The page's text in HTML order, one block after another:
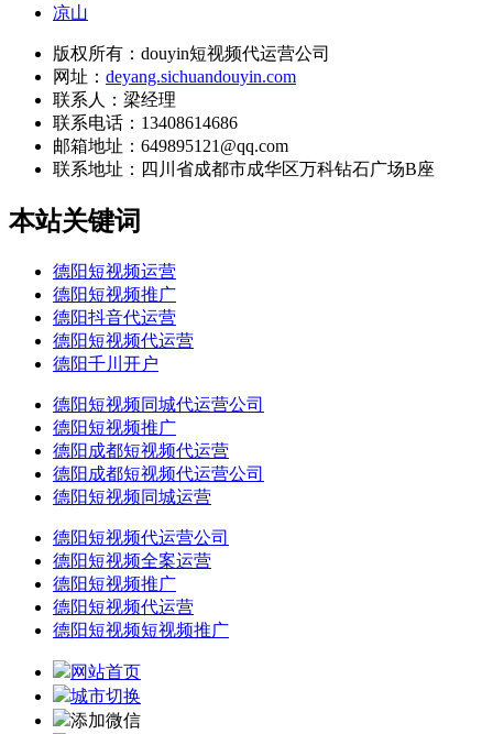
凉山
版权所有：douyin短视频代运营公司
网址： deyang.sichuandouyin.com
联系人：梁经理
联系电话：13408614686
邮箱地址：649895121@qq.com
联系地址： 四川省成都市成华区万科钻石广场B座
本站关键词
德阳短视频运营
德阳短视频推广
德阳抖音代运营
德阳短视频代运营
德阳千川开户
德阳短视频同城代运营公司
德阳短视频推广
德阳成都短视频代运营
德阳成都短视频代运营公司
德阳短视频同城运营
德阳短视频代运营公司
德阳短视频全案运营
德阳短视频推广
德阳短视频代运营
德阳短视频短视频推广
网站首页
城市切换
添加微信